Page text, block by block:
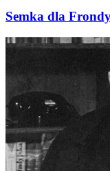
Semka dla